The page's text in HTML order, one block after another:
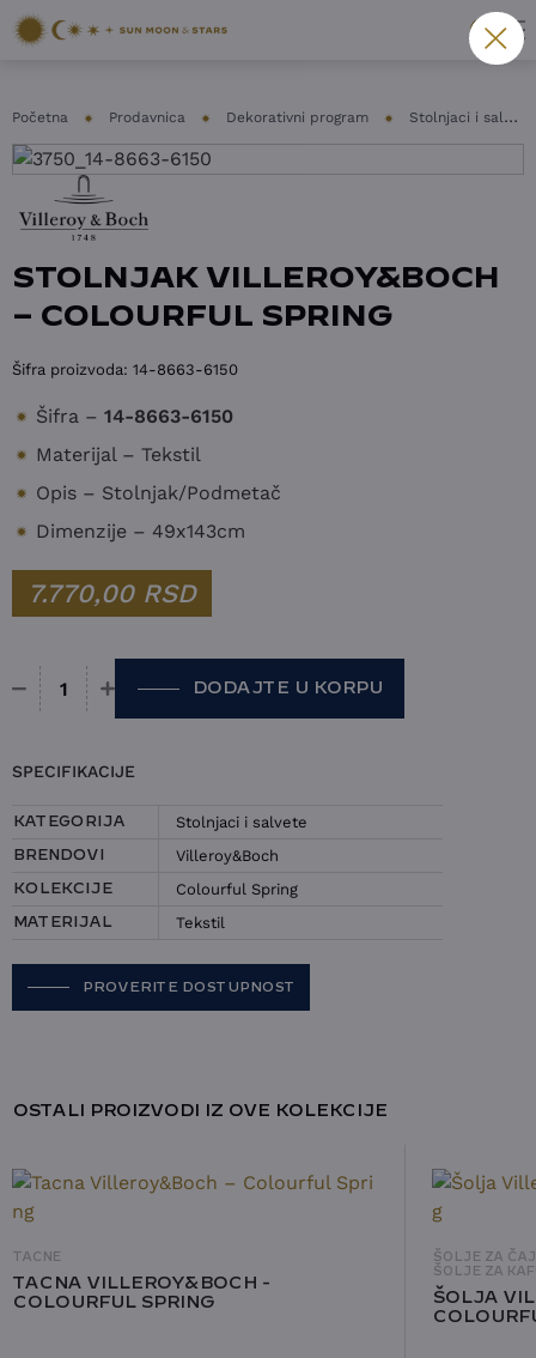
Početna Prodavnica Dekorativni program Stolnjaci i salvete
STOLNJAK VILLEROY&BOCH
– COLOURFUL SPRING
Šifra proizvoda: 14-8663-6150
Šifra – 14-8663-6150
Materijal – Tekstil
Opis – Stolnjak/Podmetač
Dimenzije – 49x143cm
7.770,00 RSD
Stolnjak Villeroy&Boch - Colourful Spring količina
DODAJTE U KORPU
SPECIFIKACIJE
KATEGORIJA Stolnjaci i salvete
BRENDOVI Villeroy&Boch
KOLEKCIJE Colourful Spring
MATERIJAL Tekstil
PROVERITE DOSTUPNOST
OSTALI PROIZVODI IZ OVE KOLEKCIJE
TACNE
TACNA VILLEROY&BOCH -
COLOURFUL SPRING
ŠOLJE ZA ČAJ
ŠOLJE ZA
ŠOLJA